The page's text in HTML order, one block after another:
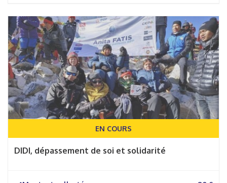
EN COURS
DIDI, dépassement de soi et solidarité